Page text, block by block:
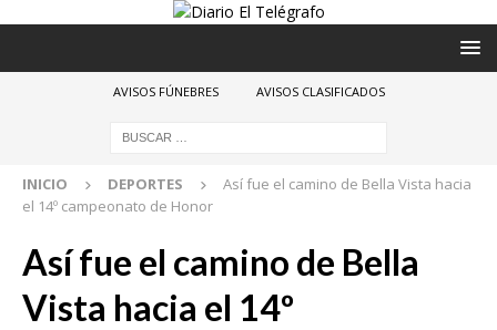
AVISOS FÚNEBRES AVISOS CLASIFICADOS
INICIO DEPORTES
Así fue el camino de Bella Vista hacia
el 14º campeonato de Honor
Así fue el camino de Bella
Vista hacia el 14º